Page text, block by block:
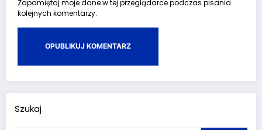
Zapamiętaj moje dane w tej przeglądarce podczas pisania
kolejnych komentarzy.
Szukaj